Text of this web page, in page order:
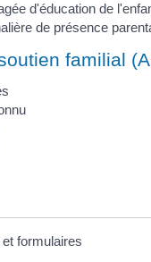
d'éducation de
de présence
familial
formulaires